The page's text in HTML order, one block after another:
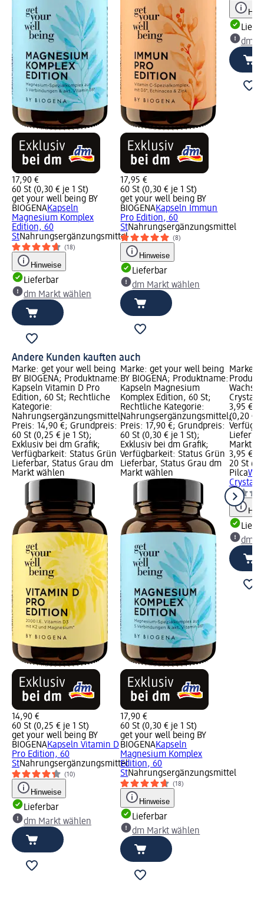
17,90 €
60 St (0,30 € je 1 St)
get your well being BY
BIOGENAKapseln
Magnesium Komplex
Edition, 60
StNahrungsergänzungsmittel
(18)
Hinweise
Lieferbar
dm Markt wählen
17,95 €
60 St (0,30 € je 1 St)
get your well being BY
BIOGENAKapseln Immun
Pro Edition, 60
StNahrungsergänzungsmittel
(8)
Hinweise
Lieferbar
dm Markt wählen
dm
Andere Kunden kauften auch
Marke: get your well being
BY BIOGENA; Produktname:
Kapseln Vitamin D Pro
Edition, 60 St; Rechtliche
Kategorie:
Nahrungsergänzungsmittel;
Preis: 14,90 €; Grundpreis:
60 St (0,25 € je 1 St);
Exklusiv bei dm Grafik;
Verfügbarkeit: Status Grün
Lieferbar, Status Grau dm
Markt wählen
14,90 €
60 St (0,25 € je 1 St)
get your well being BY
BIOGENAKapseln Vitamin D
Pro Edition, 60
StNahrungsergänzungsmittel
(10)
Hinweise
Lieferbar
dm Markt wählen
Marke: get your well being
BY BIOGENA; Produktname:
Kapseln Magnesium
Komplex Edition, 60 St;
Rechtliche Kategorie:
Nahrungsergänzungsmittel;
Preis: 17,90 €; Grundpreis:
60 St (0,30 € je 1 St);
Exklusiv bei dm Grafik;
Verfügbarkeit: Status Grün
Lieferbar, Status Grau dm
Markt wählen
17,90 €
60 St (0,30 € je 1 St)
get your well being BY
BIOGENAKapseln
Magnesium Komplex
Edition, 60
StNahrungsergänzungsmittel
(18)
Hinweise
Lieferbar
dm Markt wählen
Marke:
Crystal,
3,95 €;
(0,20 €
Markt
3,95 €
20 St
Pilca
Crystal,
dm